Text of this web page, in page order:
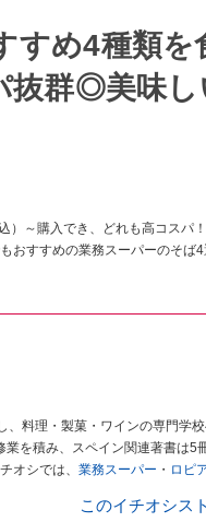
すめ4種類を
抜群◎美味
～購入でき、どれも高コスパ！
すすめの業務スーパーのそば4
、料理・製菓・ワインの専門学
を積み、スペイン関連著書は5
オシでは、 業務スーパー ・ ロピ
方の視察旅行のコーディネート
このイチオシス